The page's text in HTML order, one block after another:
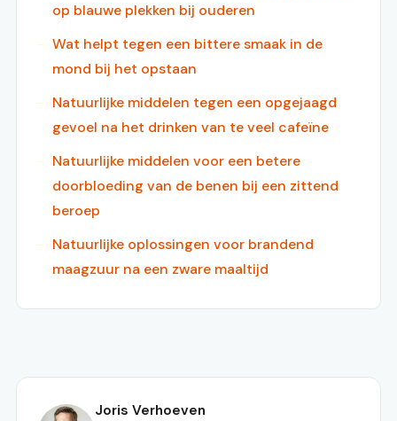
op blauwe plekken bij ouderen
Wat helpt tegen een bittere smaak in de
mond bij het opstaan
Natuurlijke middelen tegen een opgejaagd
gevoel na het drinken van te veel cafeïne
Natuurlijke middelen voor een betere
doorbloeding van de benen bij een zittend
beroep
Natuurlijke oplossingen voor brandend
maagzuur na een zware maaltijd
Joris Verhoeven